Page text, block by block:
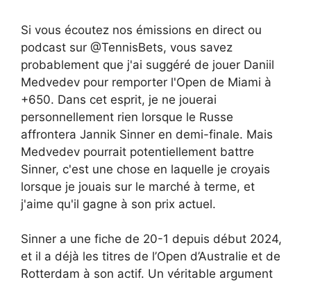
Si vous écoutez nos émissions en direct ou
podcast sur @TennisBets, vous savez
probablement que j'ai suggéré de jouer Daniil
Medvedev pour remporter l'Open de Miami à
+650. Dans cet esprit, je ne jouerai
personnellement rien lorsque le Russe
affrontera Jannik Sinner en demi-finale. Mais
Medvedev pourrait potentiellement battre
Sinner, c'est une chose en laquelle je croyais
lorsque je jouais sur le marché à terme, et
j'aime qu'il gagne à son prix actuel.
Sinner a une fiche de 20-1 depuis début 2024,
et il a déjà les titres de l’Open d’Australie et de
Rotterdam à son actif. Un véritable argument